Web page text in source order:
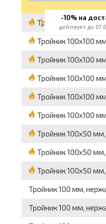
Тройник 100x100
Тройник 100x100
Тройник 100x100
Тройник 100x100
Тройник 100x100
Тройник 100x100
Тройник 100x50
Тройник 100x50
Тройник 100x50
Тройник 100 мм,
Тройник 100 мм,
-10% на
действует до